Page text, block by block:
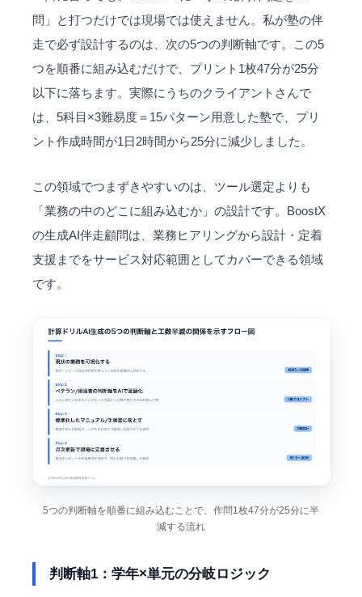
問」と打つだけでは現場では使えません。私が塾の伴
走で必ず設計するのは、次の5つの判断軸です。この5
つを順番に組み込むだけで、プリント1枚47分が25分
以下に落ちます。実際にうちのクライアントさんで
は、5科目×3難易度＝15パターン用意した塾で、プリ
ント作成時間が1日2時間から25分に減少しました。
この領域でつまずきやすいのは、ツール選定よりも
「業務の中のどこに組み込むか」の設計です。BoostX
の生成AI伴走顧問は、業務ヒアリングから設計・定着
支援までをサービス対応範囲としてカバーできる領域
です。
5つの判断軸を順番に組み込むことで、作問1枚47分が25分に半
減する流れ
判断軸1：学年×単元の分岐ロジック